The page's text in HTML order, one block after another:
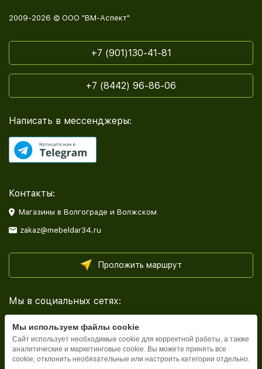
2009-2026 © ООО "ВМ-Аспект"
+7 (901)130-41-81
+7 (8442) 96-86-06
Написать в мессенджеры:
Контакты:
Магазины в Волгограде и Волжском
zakaz@mebeldar34.ru
Проложить маршрут
Мы в социальных сетях:
Каталог
Мы используем файлы cookie
Сайт использует необходимые cookie для корректной работы, а также
аналитические и маркетинговые cookie. Вы можете принять все
cookie, отклонить необязательные или настроить категории отдельно.